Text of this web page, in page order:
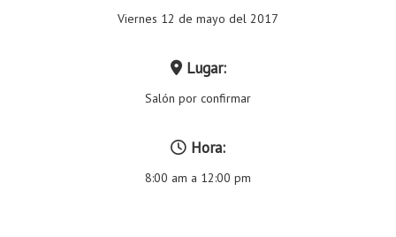
Viernes 12 de mayo del 2017
Lugar:
Salón por confirmar
Hora:
8:00 am a 12:00 pm